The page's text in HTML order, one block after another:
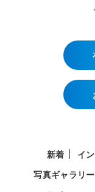
新着 イ
写真ギャラリー